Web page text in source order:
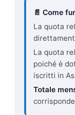
📄 Come
La quota
La quota
poiché è
iscritti in
Totale